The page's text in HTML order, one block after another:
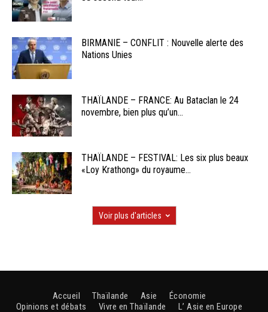
BIRMANIE – CONFLIT : Nouvelle alerte des
Nations Unies
THAÏLANDE – FRANCE: Au Bataclan le 24
novembre, bien plus qu’un...
THAÏLANDE – FESTIVAL: Les six plus beaux
«Loy Krathong» du royaume...
Voir plus d'articles
Accueil Thaïlande Asie
Économie
Opinions et débats
Vivre en Thaïlande L’ Asie en Europe